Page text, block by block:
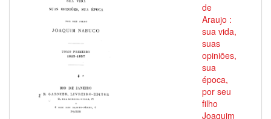
de
Araujo :
sua vida,
suas
opiniões,
sua
época,
por seu
filho
Joaquim